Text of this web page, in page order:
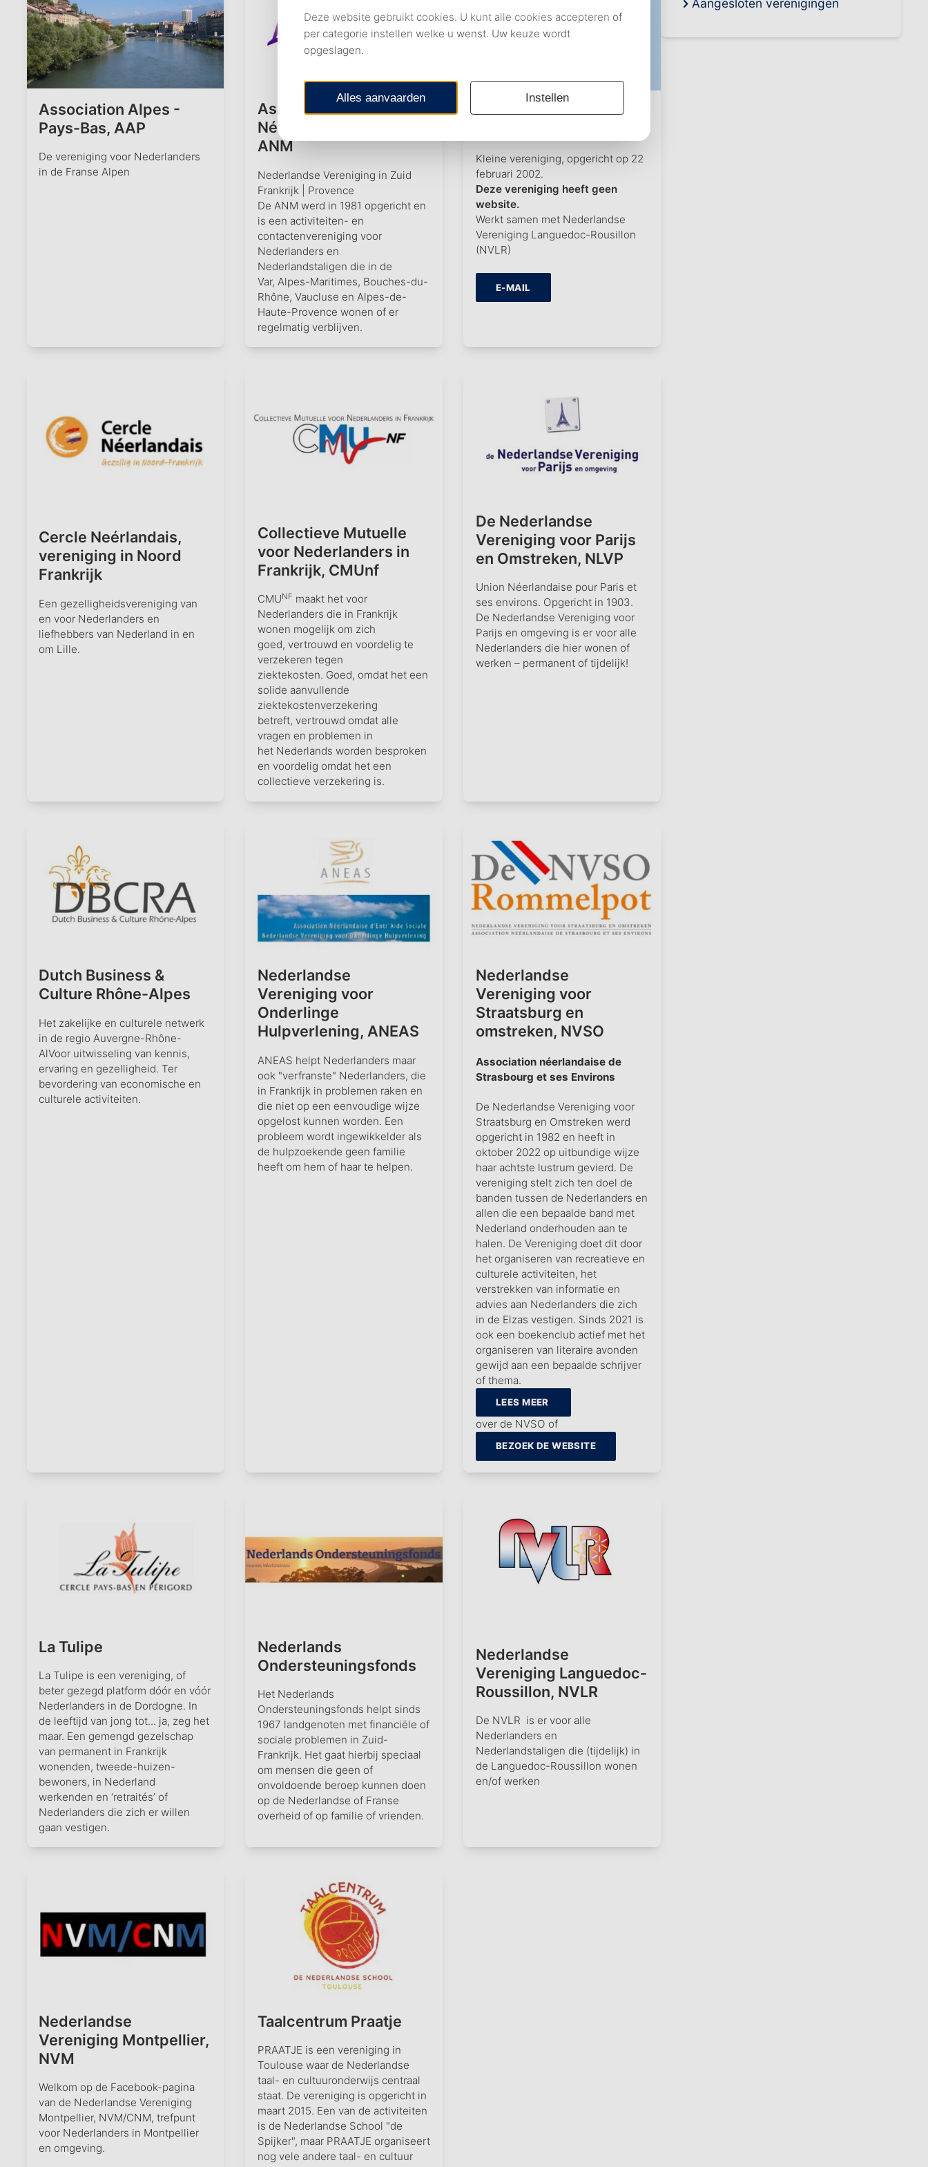
Association Alpes -
Pays-Bas, AAP
De vereniging voor Nederlanders
in de Franse Alpen
Association
Néerlandaise du Midi,
ANM
Nederlandse Vereniging in Zuid
Frankrijk | Provence
De ANM werd in 1981 opgericht en
is een activiteiten- en
contactenvereniging voor
Nederlanders en
Nederlandstaligen die in de
Var, Alpes-Maritimes, Bouches-du-
Rhône, Vaucluse en Alpes-de-
Haute-Provence wonen of er
regelmatig verblijven.
Cercle Néerlandais
Kleine vereniging, opgericht op 22
februari 2002.
Deze vereniging heeft geen
website.
Werkt samen met Nederlandse
Vereniging Languedoc-Rousillon
(NVLR)
E-MAIL
Cercle Neérlandais,
vereniging in Noord
Frankrijk
Een gezelligheidsvereniging van
en voor Nederlanders en
liefhebbers van Nederland in en
om Lille.
Collectieve Mutuelle
voor Nederlanders in
Frankrijk, CMUnf
CMUNF maakt het voor
Nederlanders die in Frankrijk
wonen mogelijk om zich
goed, vertrouwd en voordelig te
verzekeren tegen
ziektekosten. Goed, omdat het een
solide aanvullende
ziektekostenverzekering
betreft, vertrouwd omdat alle
vragen en problemen in
het Nederlands worden besproken
en voordelig omdat het een
collectieve verzekering is.
De Nederlandse
Vereniging voor Parijs
en Omstreken, NLVP
Union Néerlandaise pour Paris et
ses environs. Opgericht in 1903.
De Nederlandse Vereniging voor
Parijs en omgeving is er voor alle
Nederlanders die hier wonen of
werken – permanent of tijdelijk!
Dutch Business &
Culture Rhône-Alpes
Het zakelijke en culturele netwerk
in de regio Auvergne-Rhône-
AlVoor uitwisseling van kennis,
ervaring en gezelligheid. Ter
bevordering van economische en
culturele activiteiten.
Nederlandse
Vereniging voor
Onderlinge
Hulpverlening, ANEAS
ANEAS helpt Nederlanders maar
ook "verfranste" Nederlanders, die
in Frankrijk in problemen raken en
die niet op een eenvoudige wijze
opgelost kunnen worden. Een
probleem wordt ingewikkelder als
de hulpzoekende geen familie
heeft om hem of haar te helpen.
Nederlandse
Vereniging voor
Straatsburg en
omstreken, NVSO
Association néerlandaise de
Strasbourg et ses Environs
De Nederlandse Vereniging voor
Straatsburg en Omstreken werd
opgericht in 1982 en heeft in
oktober 2022 op uitbundige wijze
haar achtste lustrum gevierd. De
vereniging stelt zich ten doel de
banden tussen de Nederlanders en
allen die een bepaalde band met
Nederland onderhouden aan te
halen. De Vereniging doet dit door
het organiseren van recreatieve en
culturele activiteiten, het
verstrekken van informatie en
advies aan Nederlanders die zich
in de Elzas vestigen. Sinds 2021 is
ook een boekenclub actief met het
organiseren van literaire avonden
gewijd aan een bepaalde schrijver
of thema.
LEES MEER
over de NVSO of
BEZOEK DE WEBSITE
La Tulipe
La Tulipe is een vereniging, of
beter gezegd platform dóór en vóór
Nederlanders in de Dordogne. In
de leeftijd van jong tot... ja, zeg het
maar. Een gemengd gezelschap
van permanent in Frankrijk
wonenden, tweede-huizen-
bewoners, in Nederland
werkenden en ‘retraités’ of
Nederlanders die zich er willen
gaan vestigen.
Nederlands
Ondersteuningsfonds
Het Nederlands
Ondersteuningsfonds helpt sinds
1967 landgenoten met financiële of
sociale problemen in Zuid-
Frankrijk. Het gaat hierbij speciaal
om mensen die geen of
onvoldoende beroep kunnen doen
op de Nederlandse of Franse
overheid of op familie of vrienden.
Nederlandse
Vereniging Languedoc-
Roussillon, NVLR
De NVLR is er voor alle
Nederlanders en
Nederlandstaligen die (tijdelijk) in
de Languedoc-Roussillon wonen
en/of werken
Nederlandse
Vereniging Montpellier,
NVM
Welkom op de Facebook-pagina
van de Nederlandse Vereniging
Montpellier, NVM/CNM, trefpunt
voor Nederlanders in Montpellier
en omgeving.
Taalcentrum Praatje
PRAATJE is een vereniging in
Toulouse waar de Nederlandse
taal- en cultuuronderwijs centraal
staat. De vereniging is opgericht in
maart 2015. Een van de activiteiten
is de Nederlandse School "de
Spijker", maar PRAATJE organiseert
nog vele andere taal- en cultuur
Aangesloten verenigingen